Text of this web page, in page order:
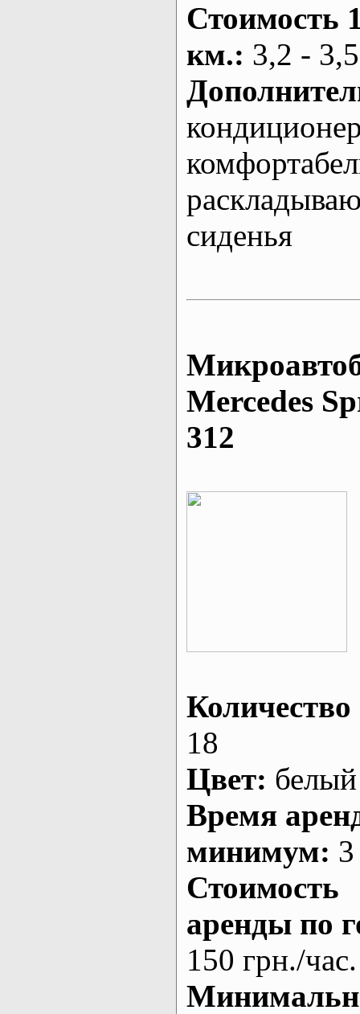
Стоимость
км.: 3,2 -
сиденья
Mеrcedes
312
Количество
18
Цвет: белый
Время
минимум:
Стоимость
аренды по
150 грн./час.